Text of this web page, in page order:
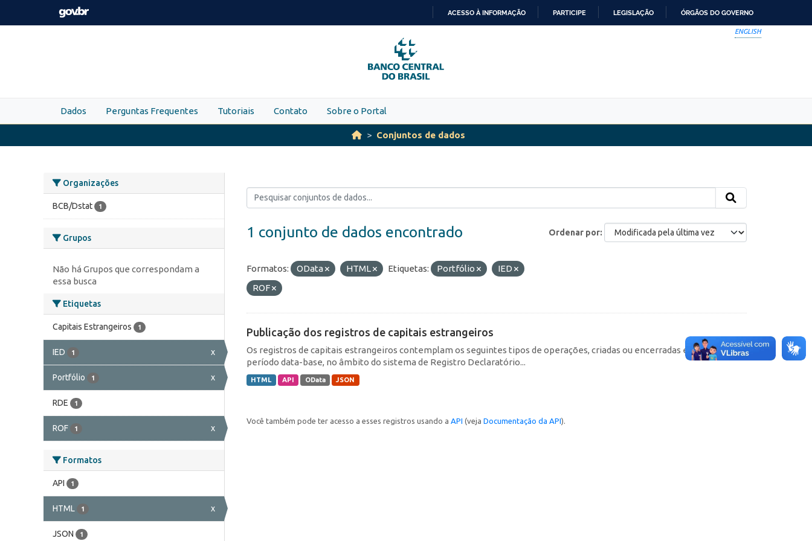
Skip to main content
PARA
O
CONTEÚDO
ACESSO À INFORMAÇÃO PARTICIPE LEGISLAÇÃO ÓRGÃOS DO GOVERNO
ENGLISH
Dados Perguntas Frequentes Tutoriais Contato Sobre o Portal
Conjuntos de dados
Organizações
BCB/Dstat 1
Grupos
Não há Grupos que correspondam a
essa busca
Etiquetas
Capitais Estrangeiros 1
IED 1 x
Portfólio 1 x
RDE 1
ROF 1 x
Formatos
API 1
HTML 1 x
JSON 1
Ordenar por
1 conjunto de dados encontrado
Formatos: OData HTML Etiquetas: Portfólio
IED
ROF
Publicação dos registros de capitais estrangeiros
Os registros de capitais estrangeiros contemplam os seguintes tipos de operações, criadas ou encerradas em cada
período data-base, no âmbito do sistema de Registro Declaratório...
HTML API OData JSON
Você também pode ter acesso a esses registros usando a API (veja Documentação da API).